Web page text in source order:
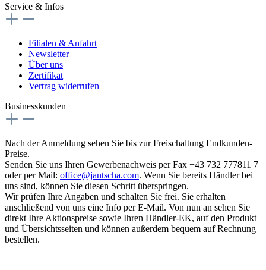
Service & Infos
Filialen & Anfahrt
Newsletter
Über uns
Zertifikat
Vertrag widerrufen
Businesskunden
Nach der Anmeldung sehen Sie bis zur Freischaltung Endkunden-
Preise.
Senden Sie uns Ihren Gewerbenachweis per Fax +43 732 777811 7
oder per Mail: office@jantscha.com. Wenn Sie bereits Händler bei
uns sind, können Sie diesen Schritt überspringen.
Wir prüfen Ihre Angaben und schalten Sie frei. Sie erhalten
anschließend von uns eine Info per E-Mail. Von nun an sehen Sie
direkt Ihre Aktionspreise sowie Ihren Händler-EK, auf den Produkt
und Übersichtsseiten und können außerdem bequem auf Rechnung
bestellen.